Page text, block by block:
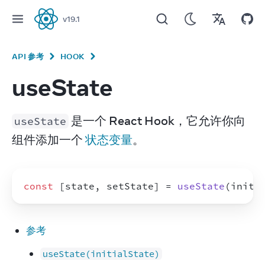
React
v19.1
API 参考 HOOK
useState
useState 是一个 React Hook，它允许你向
组件添加一个 状态变量。
const [state , setState] = useState (
参考
useState(initialState)